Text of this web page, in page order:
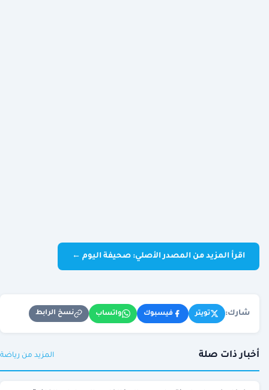
اقرأ المزيد من المصدر الأصلي: صحيفة اليوم ←
شارك: تويتر فيسبوك واتساب نسخ الرابط
أخبار ذات صلة المزيد من رياضة